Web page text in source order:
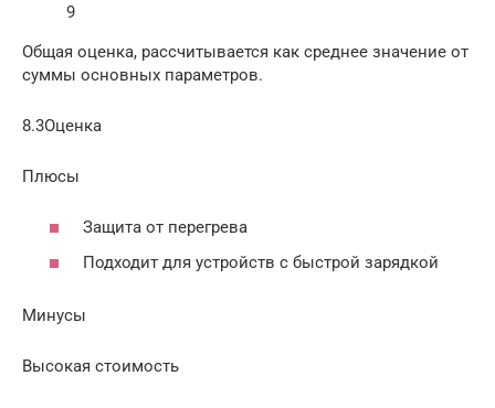
9
Общая оценка, рассчитывается как среднее значение от
суммы основных параметров.
8.3Оценка
Плюсы
Защита от перегрева
Подходит для устройств с быстрой зарядкой
Минусы
Высокая стоимость